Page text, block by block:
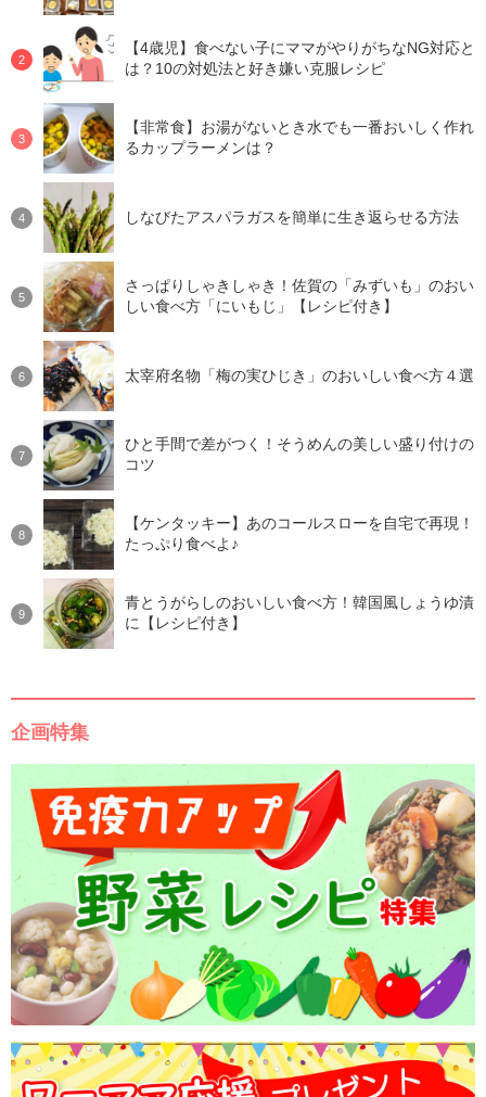
【4歳児】食べない子にママがやりがちなNG対応と
は？10の対処法と好き嫌い克服レシピ
【非常食】お湯がないとき水でも一番おいしく作れ
るカップラーメンは？
しなびたアスパラガスを簡単に生き返らせる方法
さっぱりしゃきしゃき！佐賀の「みずいも」のおい
しい食べ方「にいもじ」【レシピ付き】
太宰府名物「梅の実ひじき」のおいしい食べ方４選
ひと手間で差がつく！そうめんの美しい盛り付けの
コツ
【ケンタッキー】あのコールスローを自宅で再現！
たっぷり食べよ♪
青とうがらしのおいしい食べ方！韓国風しょうゆ漬
に【レシピ付き】
企画特集